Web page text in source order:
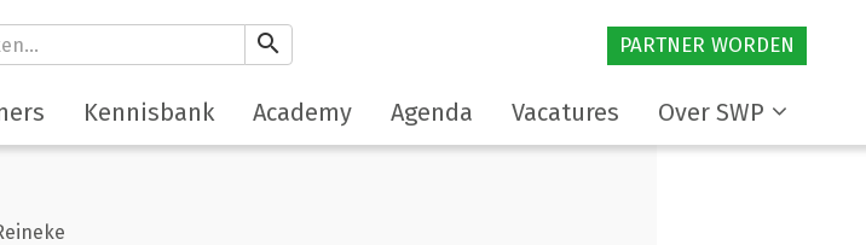
search PARTNER WORDEN
Kennisbank Academy Agenda Vacatures Over SWP